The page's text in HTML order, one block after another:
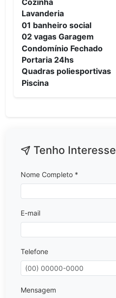
Lavanderia
01 banheiro social
02 vagas Garagem
Condomínio Fechado
Portaria 24hs
Quadras poliesportivas
Piscina
Tenho Interesse
Nome Completo *
E-mail
Telefone
Mensagem